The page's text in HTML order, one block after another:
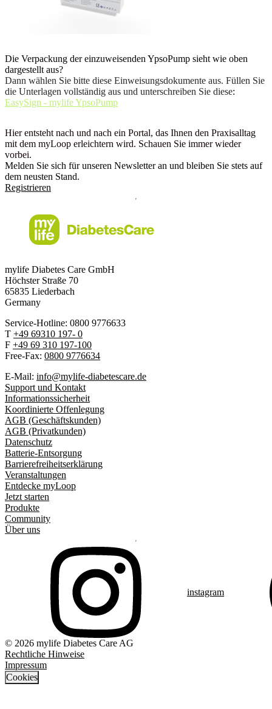
Die Verpackung der einzuweisenden YpsoPump sieht wie oben
dargestellt aus?
Dann wählen Sie bitte diese Einweisungsdokumente aus. Füllen Sie
die Unterlagen vollständig aus und unterschreiben Sie diese:
EasySign - mylife YpsoPump
Hier entsteht nach und nach ein Portal, das Ihnen den Praxisalltag
mit dem myLoop erleichtern wird. Schauen Sie immer wieder
vorbei.
Melden Sie sich für unseren Newsletter an und bleiben Sie stets auf
dem neusten Stand.
Registrieren
mylife Diabetes Care GmbH
Höchster Straße 70
65835 Liederbach
Germany
Service-Hotline: 0800 9776633
T +49 69310 197- 0
F +49 69 310 197-100
Free-Fax: 0800 9776634
E-Mail: info@mylife-diabetescare.de
Support und Kontakt
Informationssicherheit
Koordinierte Offenlegung
AGB (Geschäftskunden)
AGB (Privatkunden)
Datenschutz
Batterie-Entsorgung
Barrierefreiheitserklärung
Veranstaltungen
Entdecke myLoop
Jetzt starten
Produkte
Community
Über uns
instagram
© 2026 mylife Diabetes Care AG
Rechtliche Hinweise
Impressum
Cookies